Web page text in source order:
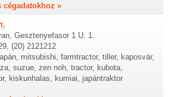
cégadatokhoz »
Gesztenyefasor 1 U. 1.
(20) 2121212
mitsubishi, farmtractor, tiller, kaposvár,
suzue, zen noh, tractor, kubota,
kiskunhalas, kumiai, japántraktor